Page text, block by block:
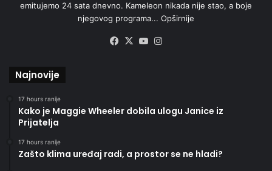
emitujemo 24 sata dnevno. Kameleon nikada nije stao, a boje
njegovog programa... Opširnije
Facebook
X YouTube
Najnovije
17 hours ranije
Kako je Maggie Wheeler dobila ulogu Janice iz
Prijatelja
17 hours ranije
Zašto klima uređaj radi, a prostor se ne hladi?